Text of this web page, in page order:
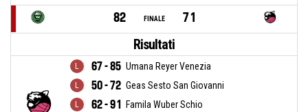
82 FINALE 71
Risultati
67 - 85 Umana Reyer Venezia
50 - 72 Geas Sesto San Giovanni
62 - 91 Famila Wuber Schio